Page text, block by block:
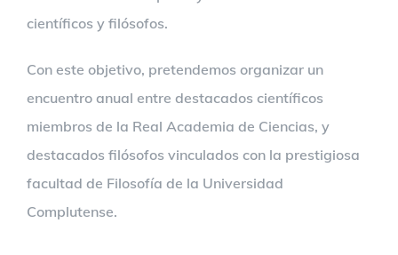
científicos y filósofos.
Con este objetivo, pretendemos organizar un
encuentro anual entre destacados científicos
miembros de la Real Academia de Ciencias, y
destacados filósofos vinculados con la prestigiosa
facultad de Filosofía de la Universidad
Complutense.